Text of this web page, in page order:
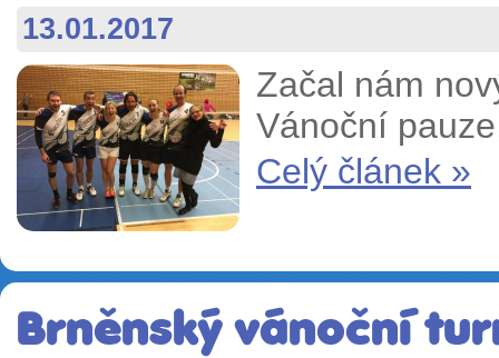
13.01.2017
Začal nám
Vánoční
Celý článek »
Brněnský vánoční